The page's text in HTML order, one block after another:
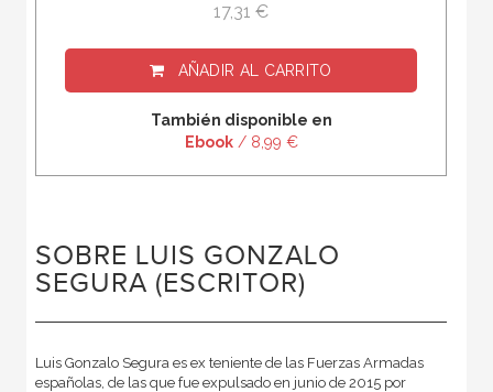
17,31 €
AÑADIR AL CARRITO
También disponible en
Ebook/ 8,99 €
SOBRE LUIS GONZALO
SEGURA (ESCRITOR)
Luis Gonzalo Segura es ex teniente de las Fuerzas Armadas
españolas, de las que fue expulsado en junio de 2015 por